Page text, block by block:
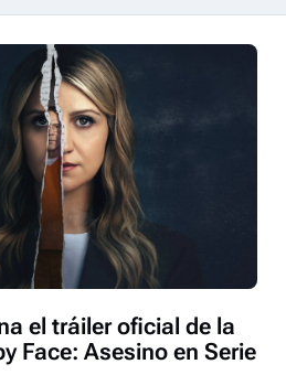
el tráiler oficial de la
Face: Asesino en Serie